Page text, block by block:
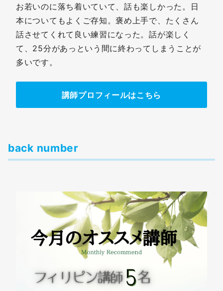
お若いのに落ち着いていて、話も楽しかった。日
本についてもよくご存知。褒め上手で、たくさん
話させてくれて良い練習になった。話が楽しく
て、25分があっという間に終わってしまうことが
多いです。
講師プロフィールはこちら
back number